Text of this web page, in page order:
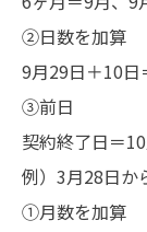
②日数を加算
9月29日＋10日
③前日
契約終了日＝
例）3月28日か
①月数を加算